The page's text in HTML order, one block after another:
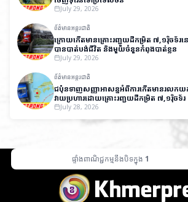
July 29, 2026
ព័ត៌មានអន្តរជាតិ
ក្រោយកើតមានគ្រោះរញ្ជួយដីកម្រិត ៧,១រ៉ិចទ័
បានបាត់បង់ជីវិត និងមួយចំនួនកំពុងបាត់ខ្លួន
July 29, 2026
ព័ត៌មានអន្តរជាតិ
ជប៉ុនទាញសញ្ញាអាសន្នអំពីការកើតមានរលក
វាយប្រហារដោយគ្រោះរញ្ជួយដីកម្រិត ៧,១រ៉ិចទ័រ
July 28, 2026
ផ្ទាំងពាណិជ្ជកម្មនឹងបិទក្នុង 1